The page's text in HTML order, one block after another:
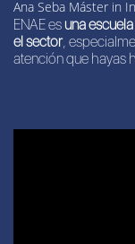
Ana Seba Máster in
ENAE esuna
el sector,
atención que hayas